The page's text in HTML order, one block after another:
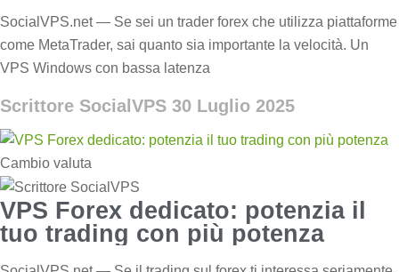
SocialVPS.net — Se sei un trader forex che utilizza piattaforme
come MetaTrader, sai quanto sia importante la velocità. Un
VPS Windows con bassa latenza
Scrittore SocialVPS 30 Luglio 2025
Cambio valuta
VPS Forex dedicato: potenzia il
tuo trading con più potenza